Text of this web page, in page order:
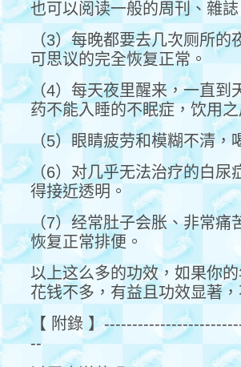
也可以阅读一般的周刊、雜
（3）每晚都要去几次厕所
可思议的完全恢复正常。
（4）每天夜里醒来，一直到
药不能入睡的不眠症，饮用
（5）眼睛疲劳和模糊不清，
（6）对几乎无法治疗的白
得接近透明。
（7）经常肚子会胀、非常痛
恢复正常排便。
以上这么多的功效，如果你
花钱不多，有益且功效显著
【 附錄 】
--